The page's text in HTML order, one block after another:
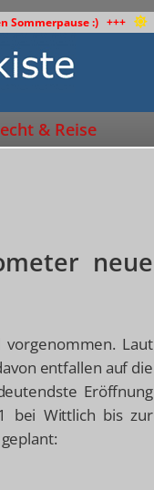
:) +++
& Reise
neue
Laut
entfallen auf die
Eröffnung
bei Wittlich bis zur